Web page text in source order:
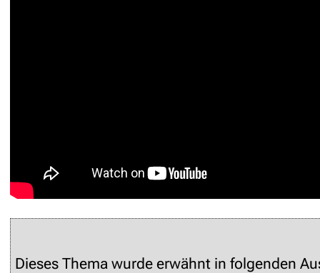
Dieses Thema wurde erwähnt in folgenden